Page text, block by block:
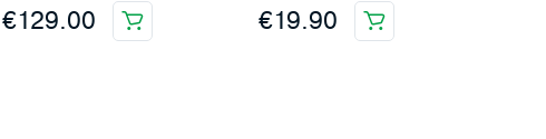
€129.00 €19.90